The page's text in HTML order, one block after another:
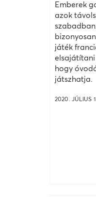
Emberek
azok
játék
elsajátítani
hogy
játszhatja.
2020. JÚLIUS